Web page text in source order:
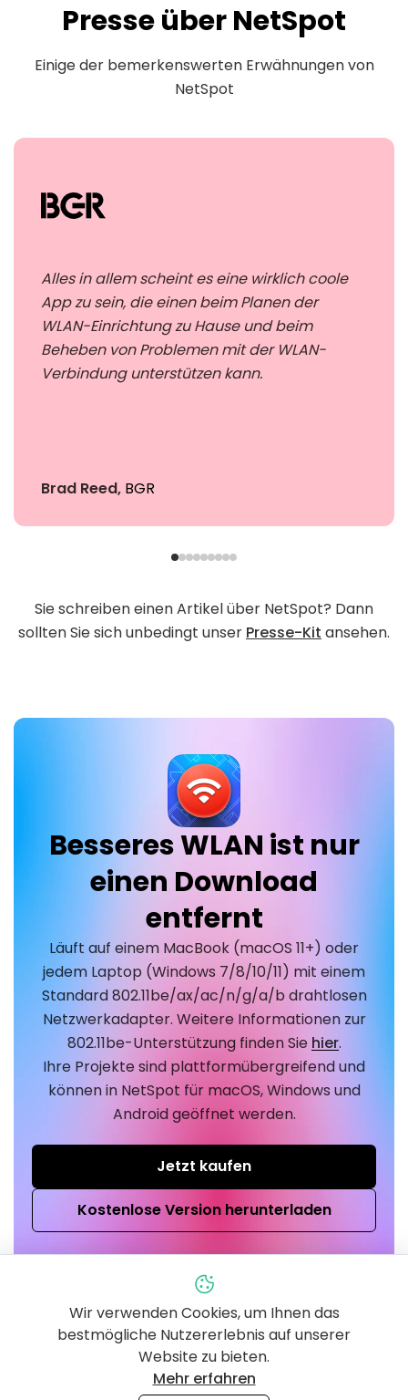
Presse über NetSpot
Einige der bemerkenswerten Erwähnungen von
NetSpot
Alles in allem scheint es eine wirklich coole
App zu sein, die einen beim Planen der
WLAN-Einrichtung zu Hause und beim
Beheben von Problemen mit der WLAN-
Verbindung unterstützen kann.
Brad Reed, BGR
Sie schreiben einen Artikel über NetSpot? Dann
sollten Sie sich unbedingt unser Presse-Kit ansehen.
Besseres WLAN ist nur
einen Download
entfernt
Läuft auf einem MacBook (macOS 11+) oder
jedem Laptop (Windows 7/8/10/11) mit einem
Standard 802.11be/ax/ac/n/g/a/b drahtlosen
Netzwerkadapter. Weitere Informationen zur
802.11be-Unterstützung finden Sie hier.
Ihre Projekte sind plattformübergreifend und
können in NetSpot für macOS, Windows und
Android geöffnet werden.
Jetzt kaufen
Kostenlose Version herunterladen
Produkt
Wir verwenden Cookies, um Ihnen das
bestmögliche Nutzererlebnis auf unserer
Website zu bieten.
Mehr erfahren